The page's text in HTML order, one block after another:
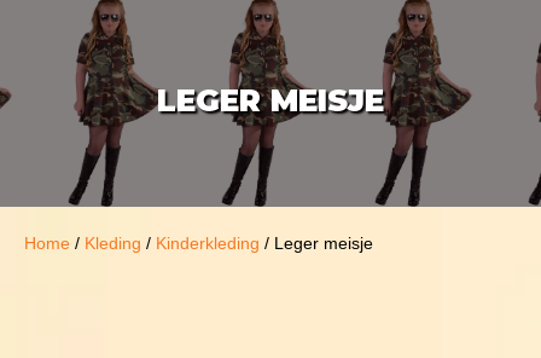
LEGER MEISJE
Home / Kleding / Kinderkleding / Leger meisje